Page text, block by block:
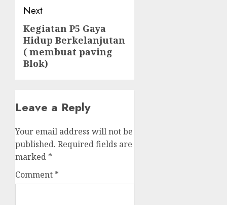
Next
Next
post:
Kegiatan P5 Gaya
Hidup Berkelanjutan
( membuat paving
Blok)
Leave a Reply
Your email address will not be
published. Required fields are
marked *
Comment *